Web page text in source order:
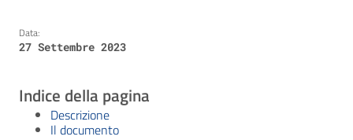
Data:
27 Settembre 2023
Indice della pagina
Descrizione
Il documento